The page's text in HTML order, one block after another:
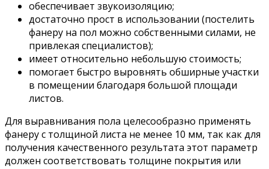
обеспечивает звукоизоляцию;
достаточно прост в использовании (постелить
фанеру на пол можно собственными силами, не
привлекая специалистов);
имеет относительно небольшую стоимость;
помогает быстро выровнять обширные участки
в помещении благодаря большой площади
листов.
Для выравнивания пола целесообразно применять
фанеру с толщиной листа не менее 10 мм, так как для
получения качественного результата этот параметр
должен соответствовать толщине покрытия или